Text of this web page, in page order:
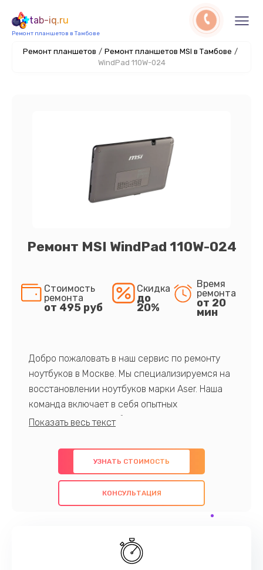
tab-iq.ru
Ремонт планшетов в Тамбове
Ремонт планшетов / Ремонт планшетов MSI в Тамбове /
WindPad 110W-024
Ремонт MSI WindPad 110W-024
Стоимость
ремонта
от 495 руб
Скидка
до
20%
Время
ремонта
от 20
мин
Добро пожаловать в наш сервис по ремонту
ноутбуков в Москве. Мы специализируемся на
восстановлении ноутбуков марки Aser. Наша
команда включает в себя опытных
профессионалов с обширными знаниями и
предлагаем быстрый и качественный ремонт с
использованием оригинальных компонентов, а
также гарантируем качество всех
проведенных работ. Наша цель - предоставить
наилучшим образом. Не медлите записаться на
УЗНАТЬ СТОИМОСТЬ
КОНСУЛЬТАЦИЯ